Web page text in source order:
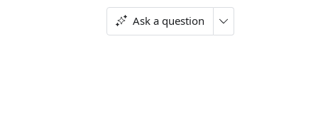
Ask a question